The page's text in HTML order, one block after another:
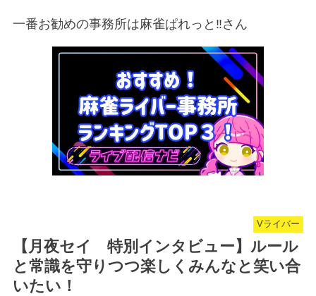
一番お勧めの事務所は麻雀ぱれっと‼︎さん
Vライバー
【月夜セイ 特別インタビュー】ルール
と常識を守りつつ楽しくみんなと笑い合
いたい！